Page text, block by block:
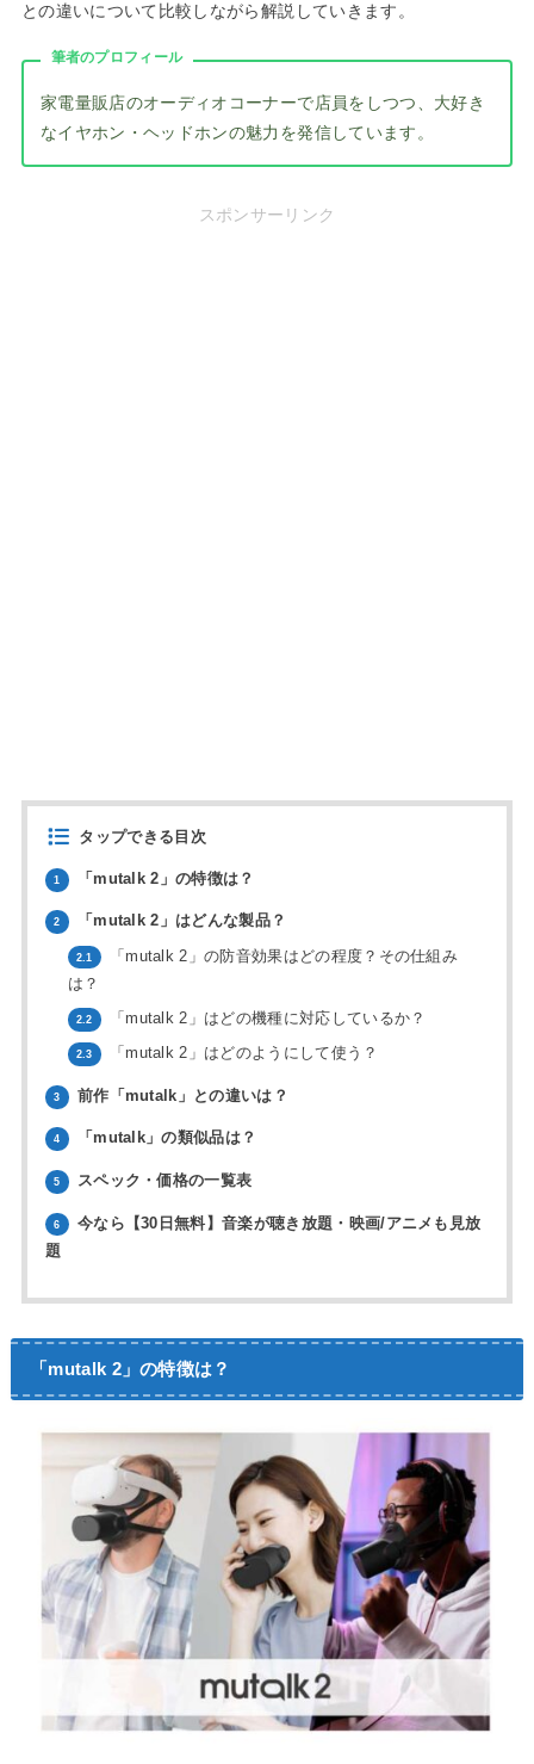
との違いについて比較しながら解説していきます。
筆者のプロフィール
家電量販店のオーディオコーナーで店員をしつつ、大好き
なイヤホン・ヘッドホンの魅力を発信しています。
スポンサーリンク
タップできる目次
1 「mutalk 2」の特徴は？
2 「mutalk 2」はどんな製品？
2.1
「mutalk 2」の防音効果はどの程度？その仕組み
は？
2.2 「mutalk 2」はどの機種に対応しているか？
2.3 「mutalk 2」はどのようにして使う？
3 前作「mutalk」との違いは？
4 「mutalk」の類似品は？
5 スペック・価格の一覧表
6
今なら【30日無料】音楽が聴き放題・映画/アニメも見放
題
「mutalk 2」の特徴は？